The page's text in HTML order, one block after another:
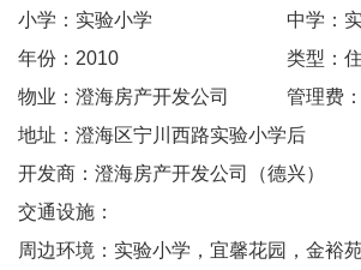
小学：实验小学
中学：
年份：2010
类型：
物业：澄海房产开发公司
管理费
地址：澄海区宁川西路实验小学后
开发商：澄海房产开发公司（德兴）
交通设施：
周边环境：实验小学，宜馨花园，金裕